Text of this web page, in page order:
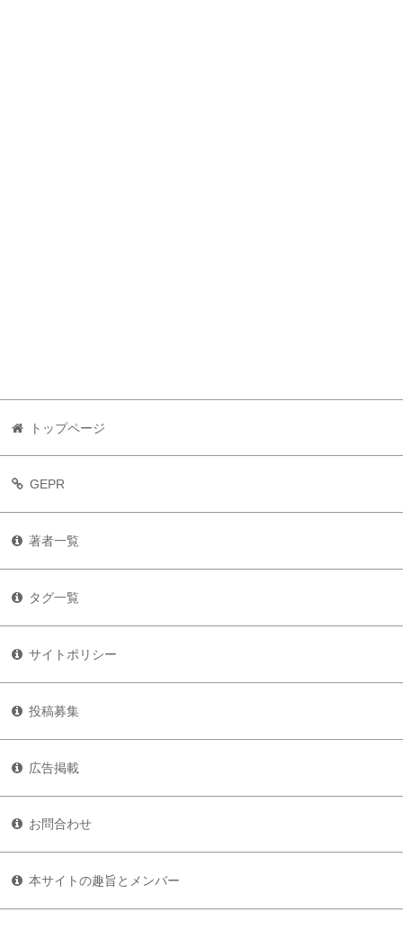
トップページ
GEPR
著者一覧
タグ一覧
サイトポリシー
投稿募集
広告掲載
お問合わせ
本サイトの趣旨とメンバー